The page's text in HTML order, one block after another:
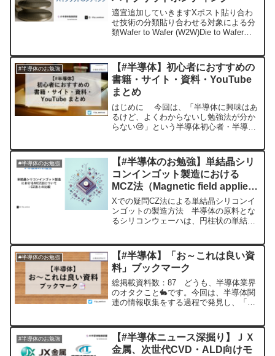
適宜追加していきますXポスト貼り合わ
せ技術の分類貼り合わせる対象による分
類Wafer to Wafer (W2W)Die to Wafer
#半導体のお勉強
【#半導体】初心者におすすめの
書籍・サイト・資料・YouTube
まとめ
はじめに 今回は、「半導体に興味はあ
るけど、よくわからないし勉強法が分か
らない😢」という半導体初心者・半導体
ている書籍・サイト・資料・YouTubeを
まとめてみました...
#半導体のお勉強
【#半導体のお勉強】単結晶シリ
コンインゴット製造における
MCZ法（Magnetic field applied
Czochralski法）について：CZ法
との比較
Xでの疑問CZ法による単結晶シリコンイ
ンゴットの製造方法 半導体の原料とな
るシリコンウェーハは、円柱状の単結晶
の製造プロセスは以下の通り。ここで
は、シリコンウェーハ製造...
#半導体のお勉強
【#半導体】「お～これは良い資
料」ブックマーク
総掲載資料数：87 どうも、半導体業界
のオタクこと🐇です。今回は、半導体関
連の情報収集をする過程で発見し、「お
ックマーク形式でまとめてみました。今
後「お～これは良い資料...
#半導体のお勉強
【#半導体ニュース深掘り】ＪＸ
金属、次世代CVD・ALD向けモ